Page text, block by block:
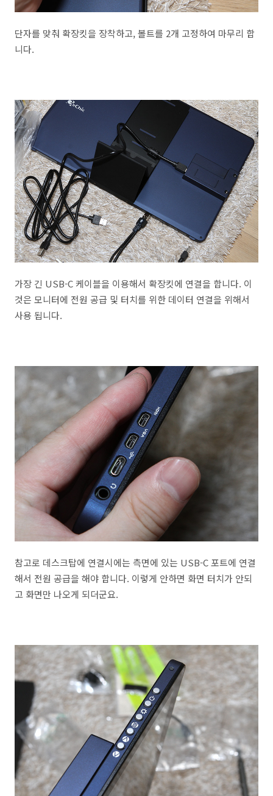
단자를 맞춰 확장킷을 장착하고, 볼트를 2개 고정하여 마무리 합
니다.
가장 긴 USB-C 케이블을 이용해서 확장킷에 연결을 합니다. 이
것은 모니터에 전원 공급 및 터치를 위한 데이터 연결을 위해서
사용 됩니다.
참고로 데스크탑에 연결시에는 측면에 있는 USB-C 포트에 연결
해서 전원 공급을 해야 합니다. 이렇게 안하면 화면 터치가 안되
고 화면만 나오게 되더군요.